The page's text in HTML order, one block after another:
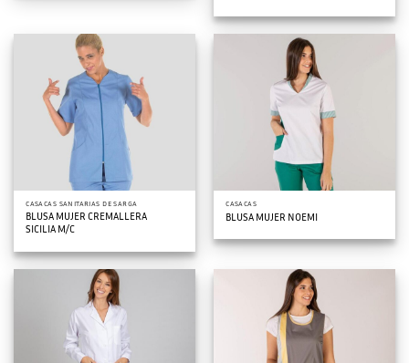
CASACAS SANITARIAS DE SARGA
BLUSA MUJER CREMALLERA
SICILIA M/C
CASACAS
BLUSA MUJER NOEMI